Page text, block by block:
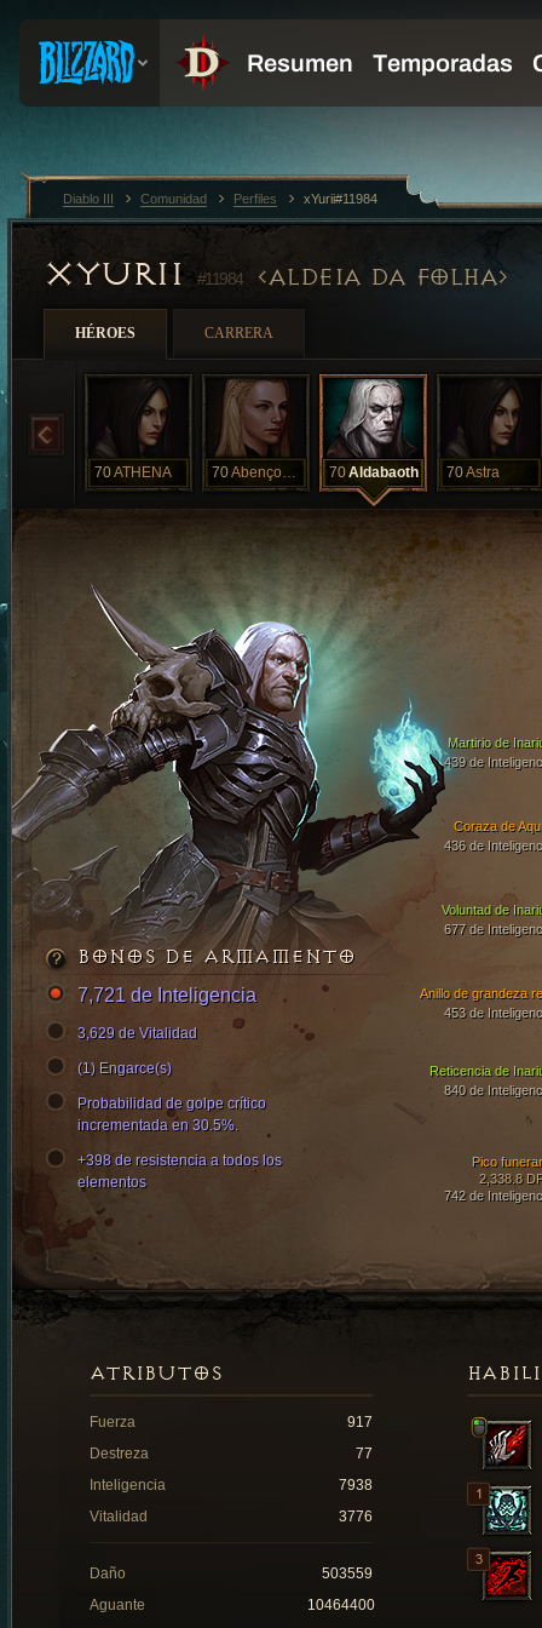
XYURII #11984 ALDEIA DA FOLHA
HÉROES CARRERA
70ATHENA 70 Abençoada 70Aldabaoth 70Astra
Coraza de
436 de
Voluntad de
677 de
Martirio de
439 de
Reticencia de
840 de
Pico
2,338.8
742 de
Anillo de grandeza
453 de
BONOS DE ARMAMENTO
7,721 de Inteligencia
3,629 de Vitalidad
(1) Engarce(s)
Probabilidad de golpe crítico
incrementada en 30.5%.
+398 de resistencia a todos los
elementos
ATRIBUTOS
Fuerza
917
Destreza
77
Inteligencia
7938
Vitalidad
3776
Daño
503559
Aguante
10464400
Diablo III Comunidad Perfiles xYurii#11984